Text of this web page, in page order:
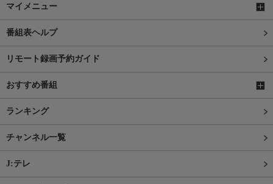
マイメニュー
番組表ヘルプ
リモート録画予約ガイド
おすすめ番組
ランキング
チャンネル一覧
J:テレ